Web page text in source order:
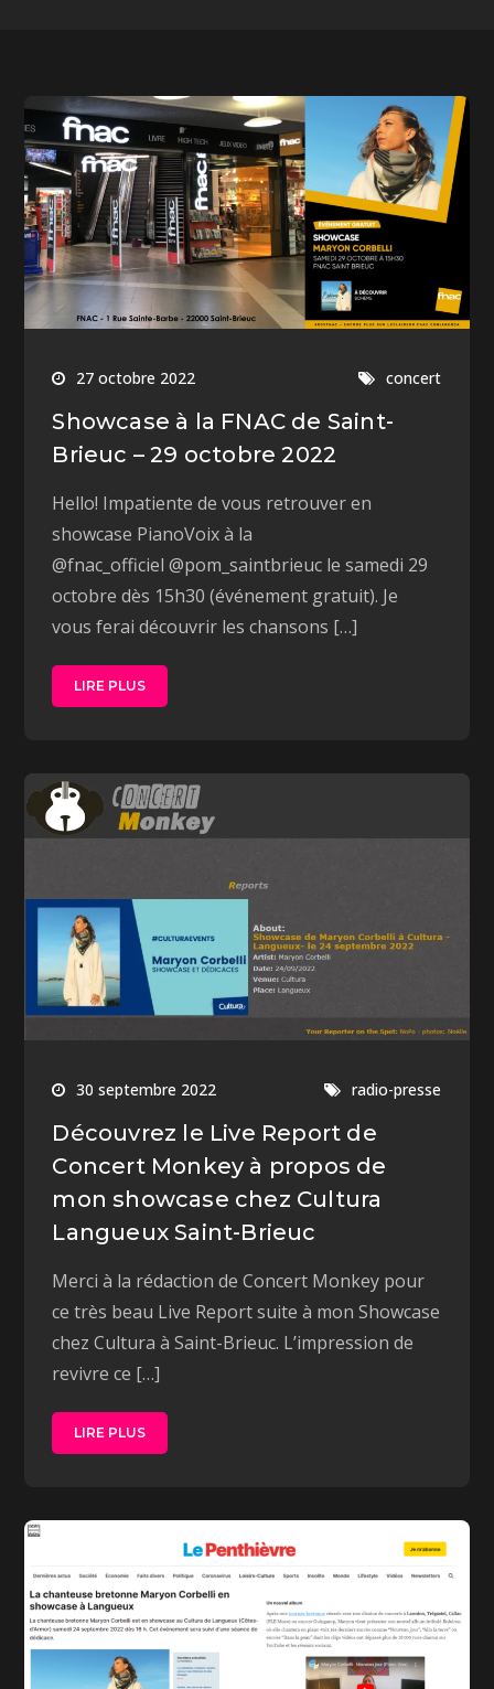
27 octobre 2022 concert
Showcase à la FNAC de Saint-
Brieuc – 29 octobre 2022
Hello! Impatiente de vous retrouver en
showcase PianoVoix à la
@fnac_officiel @pom_saintbrieuc le samedi 29
octobre dès 15h30 (événement gratuit). Je
vous ferai découvrir les chansons […]
LIRE PLUS
30 septembre 2022 radio-presse
Découvrez le Live Report de
Concert Monkey à propos de
mon showcase chez Cultura
Langueux Saint-Brieuc
Merci à la rédaction de Concert Monkey pour
ce très beau Live Report suite à mon Showcase
chez Cultura à Saint-Brieuc. L’impression de
revivre ce […]
LIRE PLUS